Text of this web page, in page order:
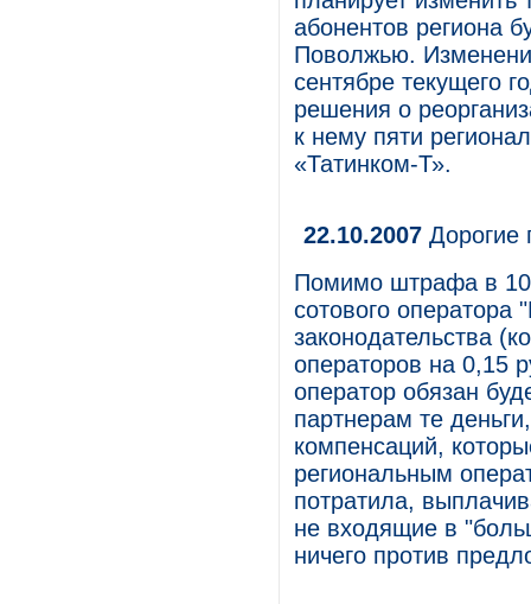
абонентов региона
Поволжью.
сентябре текущего
решения о
к нему пяти
«Татинком-Т».
22.10.2007 Дорогие
Помимо штрафа в
сотового
законодательства
операторов на
оператор обязан
партнерам те
компенсаций,
региональным
потратила,
не входящие в
ничего против